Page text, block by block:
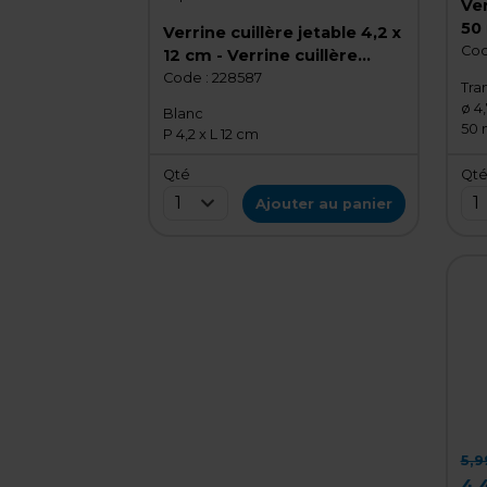
Verrine cuillère jetable 4,2 x
12 cm - Verrine cuillère
chinoise - Mini verrine - Lot
Code : 228587
Blanc
P 4,2 x L 12 cm
Qté
1 Ajouter au panier
50
-
ø
50
Qté
1